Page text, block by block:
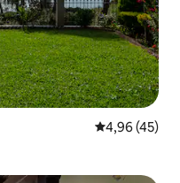
4,96 av 5 i
4,96 (45)